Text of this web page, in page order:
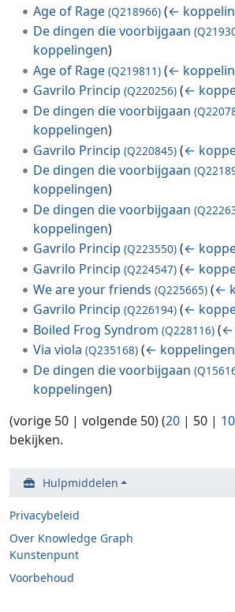
Age of Rage (Q218966) (←
De dingen die voorbijgaan
koppelingen)
Age of Rage (Q219811) (←
Gavrilo Princip (Q220256) (←
De dingen die voorbijgaan
koppelingen)
Gavrilo Princip (Q220845) (←
De dingen die voorbijgaan
koppelingen)
De dingen die voorbijgaan
koppelingen)
Gavrilo Princip (Q223550) (←
Gavrilo Princip (Q224547) (←
We are your friends (Q225665) (←
Gavrilo Princip (Q226194) (←
Boiled Frog Syndrom (Q228116) (←
Via viola (Q235168) (← koppelingen
De dingen die voorbijgaan
koppelingen)
(vorige 50 | volgende 50) (20 | 50 |
bekijken.
Hulpmiddelen
Privacybeleid
Over Knowledge Graph
Kunstenpunt
Voorbehoud